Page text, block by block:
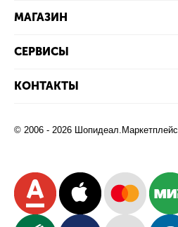
МАГАЗИН
СЕРВИСЫ
КОНТАКТЫ
© 2006 - 2026 Шопидеал.Маркетплейс